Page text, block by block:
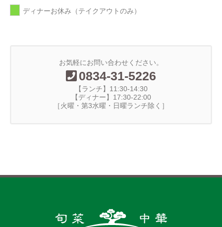
ディナーお休み（テイクアウトのみ）
お気軽にお問い合わせください。
0834-31-5226
【ランチ】11:30-14:30
【ディナー】17:30-22:00
［火曜・第3水曜・日曜ランチ除く］